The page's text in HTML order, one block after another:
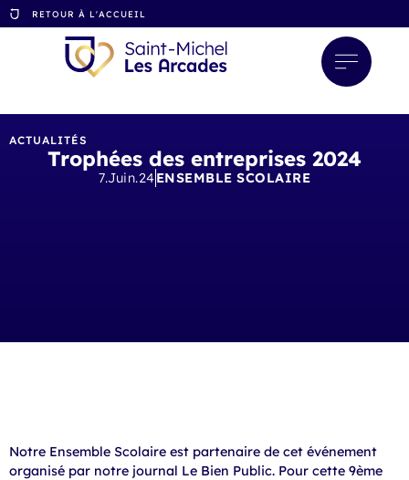
RETOUR À L'ACCUEIL
ACTUALITÉS
Trophées des entreprises 2024
7.Juin.24ENSEMBLE SCOLAIRE
Notre Ensemble Scolaire est partenaire de cet événement
organisé par notre journal Le Bien Public. Pour cette 9ème